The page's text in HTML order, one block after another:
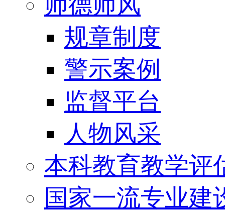
规章制度
警示案例
监督平台
人物风采
本科教育教学评
国家一流专业建